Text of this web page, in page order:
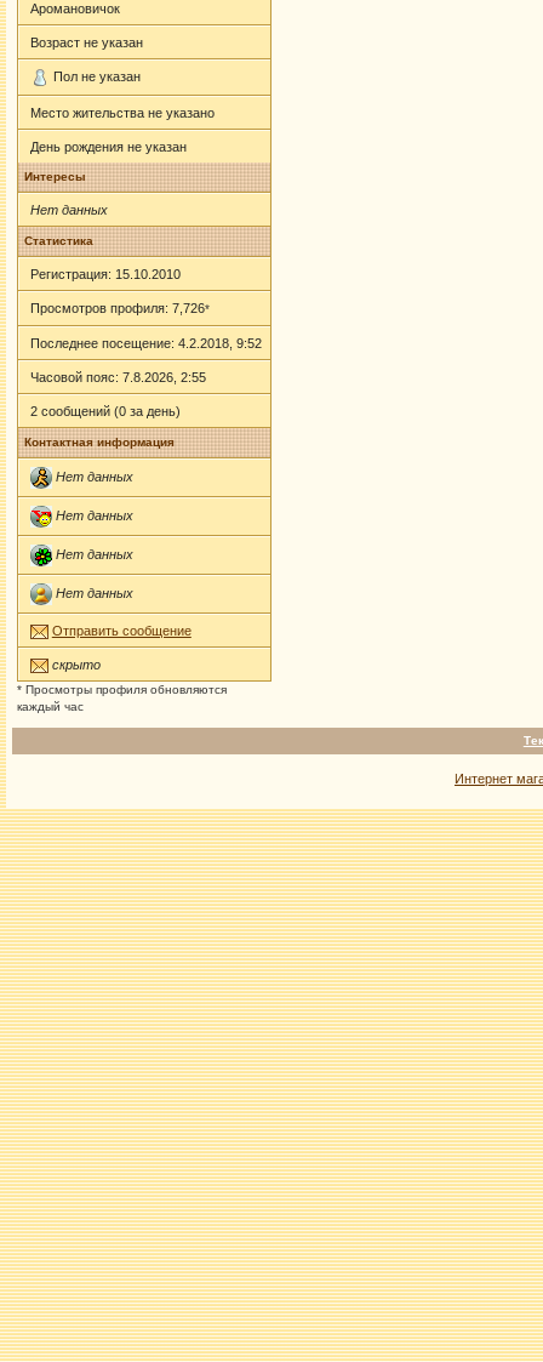
Аромановичок
Возраст не указан
Пол не указан
Место жительства не указано
День рождения не указан
Интересы
Нет данных
Статистика
Регистрация: 15.10.2010
Просмотров профиля: 7,726*
Последнее посещение: 4.2.2018, 9:52
Часовой пояс: 7.8.2026, 2:55
2 сообщений (0 за день)
Контактная информация
Нет данных
Нет данных
Нет данных
Нет данных
Отправить сообщение
скрыто
* Просмотры профиля обновляются
каждый час
Интернет